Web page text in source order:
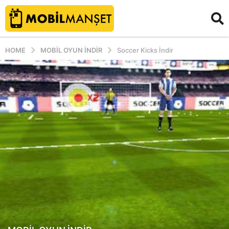
HOME MOBIL OYUN INDIR Soccer Kicks İndir